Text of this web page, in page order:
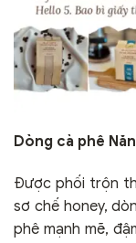
Dòng cà phê
Được phối trộn
sơ chế honey,
phê mạnh mẽ,